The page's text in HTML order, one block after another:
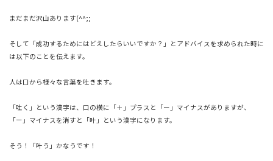
まだまだ沢山あります(^^;;
そして「成功するためにはどえしたらいいですか？」 とアドバイスを求められた時に
は以下のことを伝えます。
人は口から様々な言葉を吐きます。
「吐く」という漢字は、口の横に「＋」プラスと「ー」 マイナスがありますが、
「ー」マイナスを消すと「叶」 という漢字になります。
そう！「叶う」かなうです！